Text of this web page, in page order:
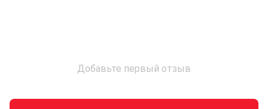
Добавьте первый отзыв